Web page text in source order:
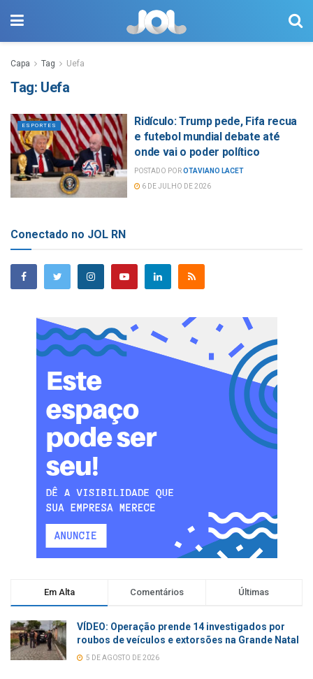
Capa Tag Uefa
Tag: Uefa
ESPORTES
Ridículo: Trump pede, Fifa recua
e futebol mundial debate até
onde vai o poder político
POSTADO POROTAVIANO LACET
6 DE JULHO DE 2026
Conectado no JOL RN
Em Alta Comentários Últimas
VÍDEO: Operação prende 14 investigados por
roubos de veículos e extorsões na Grande Natal
5 DE AGOSTO DE 2026